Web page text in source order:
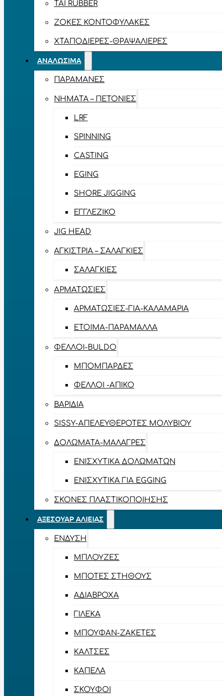
TAI RUBBER
ΖΌΚΕΣ ΚΟΝΤΟΦΎΛΑΚΕΣ
ΧΤΑΠΟΔΙΈΡΕΣ-ΘΡΑΨΑΛΙΈΡΕΣ
ΑΝΑΛΏΣΙΜΑ
ΠΑΡΑΜΆΝΕΣ
ΝΉΜΑΤΑ – ΠΕΤΟΝΙΈΣ
LRF
SPINNING
CASTING
EGING
SHORE JIGGING
ΕΓΓΛΈΖΙΚΟ
JIG HEAD
ΑΓΚΊΣΤΡΙΑ – ΣΑΛΑΓΚΙΈΣ
ΣΑΛΑΓΚΙΈΣ
ΑΡΜΑΤΩΣΙΈΣ
ΑΡΜΑΤΩΣΙΈΣ-ΓΙΑ-ΚΑΛΑΜΆΡΙΑ
ΈΤΟΙΜΑ-ΠΑΡΆΜΑΛΛΑ
ΦΕΛΛΟΊ-BULDO
ΜΠΟΜΠΆΡΔΕΣ
ΦΕΛΛΟΊ -ΑΠΊΚΟ
ΒΑΡΊΔΙΑ
SISSY-ΑΠΕΛΕΥΘΕΡΟΤΈΣ ΜΟΛΥΒΙΟΎ
ΔΟΛΏΜΑΤΑ-ΜΑΛΆΓΡΕΣ
ΕΝΙΣΧΥΤΙΚΆ ΔΟΛΩΜΆΤΩΝ
ΕΝΙΣΧΥΤΙΚΆ ΓΙΑ EGGING
ΣΚΌΝΕΣ ΠΛΑΣΤΙΚΟΠΟΊΗΣΗΣ
ΑΞΕΣΟΥΆΡ ΑΛΙΕΊΑΣ
ΈΝΔΥΣΗ
ΜΠΛΟΎΖΕΣ
ΜΠΌΤΕΣ ΣΤΉΘΟΥΣ
ΑΔΙΆΒΡΟΧΑ
ΓΙΛΈΚΑ
ΜΠΟΥΦΆΝ-ΖΑΚΈΤΕΣ
ΚΆΛΤΣΕΣ
ΚΑΠΈΛΑ
ΣΚΟΎΦΟΙ